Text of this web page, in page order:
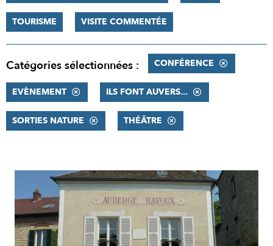
TOURISME VISITE COMMENTÉE
Catégories sélectionnées : CONFÉRENCE
EVÈNEMENT ILS FONT AUVERS...
SORTIES NATURE THÉÂTRE
RÉSULTATS